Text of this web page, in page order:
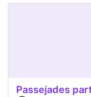
Passejades